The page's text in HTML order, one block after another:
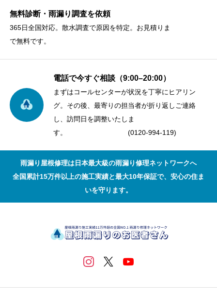
無料診断・雨漏り調査を依頼
365日全国対応。散水調査で原因を特定。お見積りま
で無料です。
電話で今すぐ相談（9:00–20:00）
まずはコールセンターが状況を丁寧にヒアリン
グ。その後、最寄りの担当者が折り返しご連絡
し、訪問日を調整いたしま
す。 (0120-994-119)
雨漏り屋根修理は日本最大級の雨漏り修理ネットワークへ
全国累計15万件以上の施工実績と最大10年保証で、安心の住ま
いを守ります。